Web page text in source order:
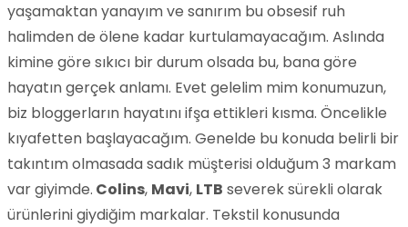
yaşamaktan yanayım ve sanırım bu obsesif ruh
halimden de ölene kadar kurtulamayacağım. Aslında
kimine göre sıkıcı bir durum olsada bu, bana göre
hayatın gerçek anlamı. Evet gelelim mim konumuzun,
biz bloggerların hayatını ifşa ettikleri kısma. Öncelikle
kıyafetten başlayacağım. Genelde bu konuda belirli bir
takıntım olmasada sadık müşterisi olduğum 3 markam
var giyimde. Colins, Mavi, LTB severek sürekli olarak
ürünlerini giydiğim markalar. Tekstil konusunda